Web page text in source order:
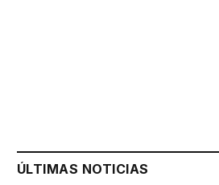
ÚLTIMAS NOTICIAS